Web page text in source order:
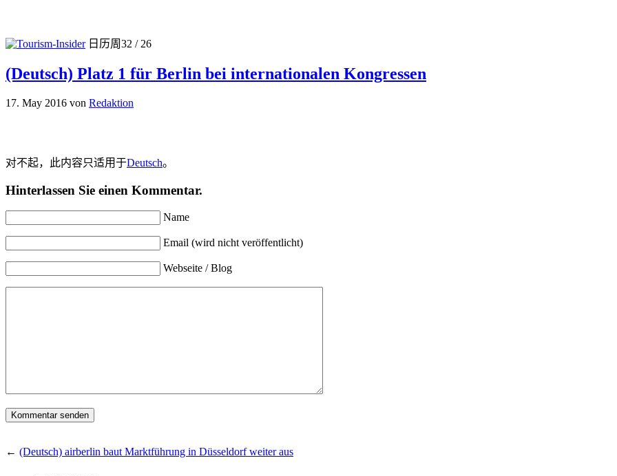
日历周32 / 26
(Deutsch) Platz 1 für Berlin bei internationalen Kongressen
17. May 2016 von Redaktion
对不起，此内容只适用于Deutsch。
Hinterlassen Sie einen Kommentar.
Name
Email (wird nicht veröffentlicht)
Webseite / Blog
← (Deutsch) airberlin baut Marktführung in Düsseldorf weiter aus